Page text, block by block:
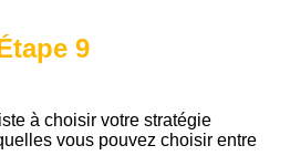
9
à choisir votre stratégie
vous pouvez choisir entre